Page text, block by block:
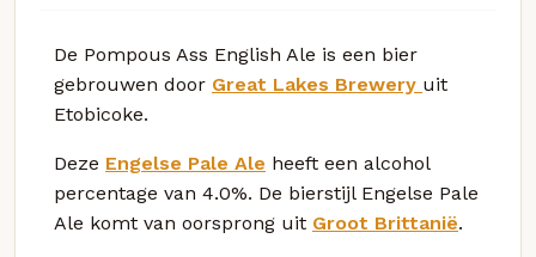
De Pompous Ass English Ale is een bier
gebrouwen door Great Lakes Brewery uit
Etobicoke.
Deze Engelse Pale Ale heeft een alcohol
percentage van 4.0%. De bierstijl Engelse Pale
Ale komt van oorsprong uit Groot Brittanië.